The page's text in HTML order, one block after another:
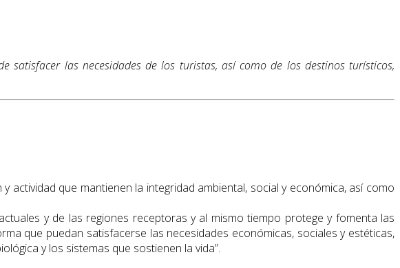
satisfacer las necesidades de los turistas, así como de los destinos turísticos,
que mantienen la integridad ambiental, social y económica, así como
y de las regiones receptoras y al mismo tiempo protege y fomenta las
que puedan satisfacerse las necesidades económicas, sociales y estéticas,
y los sistemas que sostienen la vida”.